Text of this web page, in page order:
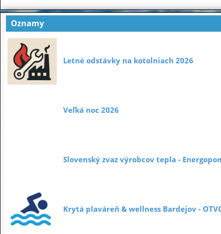
Oznamy
Letné odstávky na kotolniach 2026
Veľká noc 2026
Slovenský zvaz výrobcov tepla -
Krytá plaváreň & wellness Bardejov -